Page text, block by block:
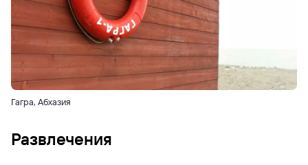
Гагра, Абхазия
Развлечения